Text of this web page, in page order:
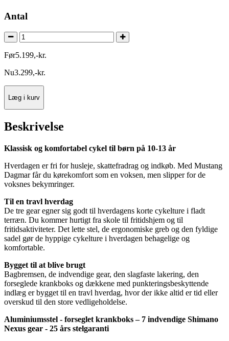
Antal
Før5.199,-kr.
Nu3.299,-kr.
Læg i kurv
Beskrivelse
Klassisk og komfortabel cykel til børn på 10-13 år
Hverdagen er fri for husleje, skattefradrag og indkøb. Med Mustang
Dagmar får du kørekomfort som en voksen, men slipper for de
voksnes bekymringer.
Til en travl hverdag
De tre gear egner sig godt til hverdagens korte cykelture i fladt
terræn. Du kommer hurtigt fra skole til fritidshjem og til
fritidsaktiviteter. Det lette stel, de ergonomiske greb og den fyldige
sadel gør de hyppige cykelture i hverdagen behagelige og
komfortable.
Bygget til at blive brugt
Bagbremsen, de indvendige gear, den slagfaste lakering, den
forseglede krankboks og dækkene med punkteringsbeskyttende
indlæg er bygget til en travl hverdag, hvor der ikke altid er tid eller
overskud til den store vedligeholdelse.
Aluminiumsstel - forseglet krankboks – 7 indvendige Shimano
Nexus gear - 25 års stelgaranti